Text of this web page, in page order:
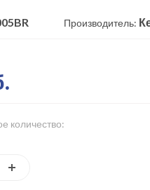
Производитель:
количество: